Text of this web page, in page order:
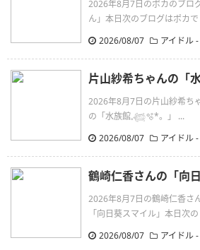
2026年8月7日のポカのブロ
ん」本日次のブログはポカで
2026/08/07
アイドル
片山紗希ちゃんの「
2026年8月7日の片山紗希ち
の「水族館𓈒𓆉🫧‪*。」 ...
2026/08/07
アイドル
鶴崎仁香さんの「向
2026年8月7日の鶴崎仁香さ
「向日葵スマイル」本日次の
2026/08/07
アイドル